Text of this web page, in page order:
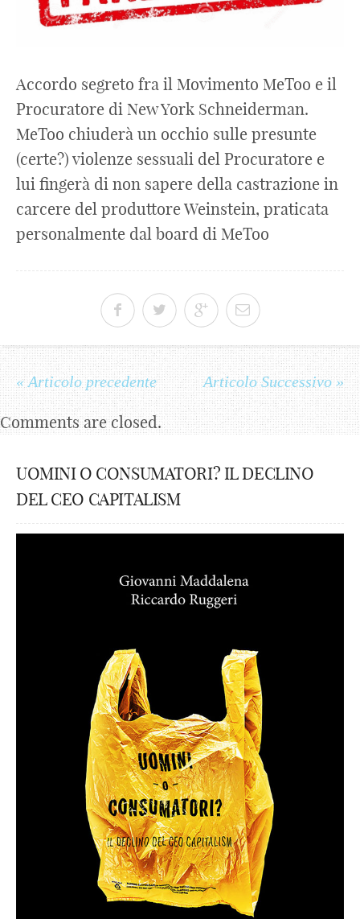
Accordo segreto fra il Movimento MeToo e il
Procuratore di New York Schneiderman.
MeToo chiuderà un occhio sulle presunte
(certe?) violenze sessuali del Procuratore e
lui fingerà di non sapere della castrazione in
carcere del produttore Weinstein, praticata
personalmente dal board di MeToo
« Articolo precedente Articolo Successivo »
Comments are closed.
UOMINI O CONSUMATORI? IL DECLINO
DEL CEO CAPITALISM